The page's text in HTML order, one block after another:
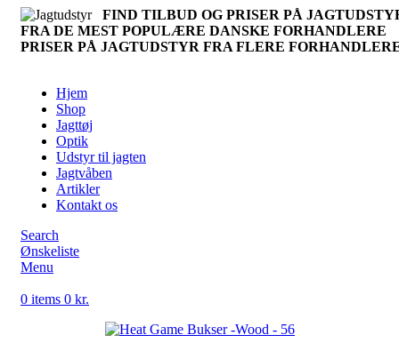
FIND TILBUD OG PRISER PÅ
FRA DE MEST POPULÆRE DANSKE FORHANDLERE
PRISER PÅ JAGTUDSTYR FRA FLERE
Hjem
Shop
Jagttøj
Optik
Udstyr til jagten
Jagtvåben
Artikler
Kontakt os
Search
Ønskeliste
Menu
0 items 0 kr.